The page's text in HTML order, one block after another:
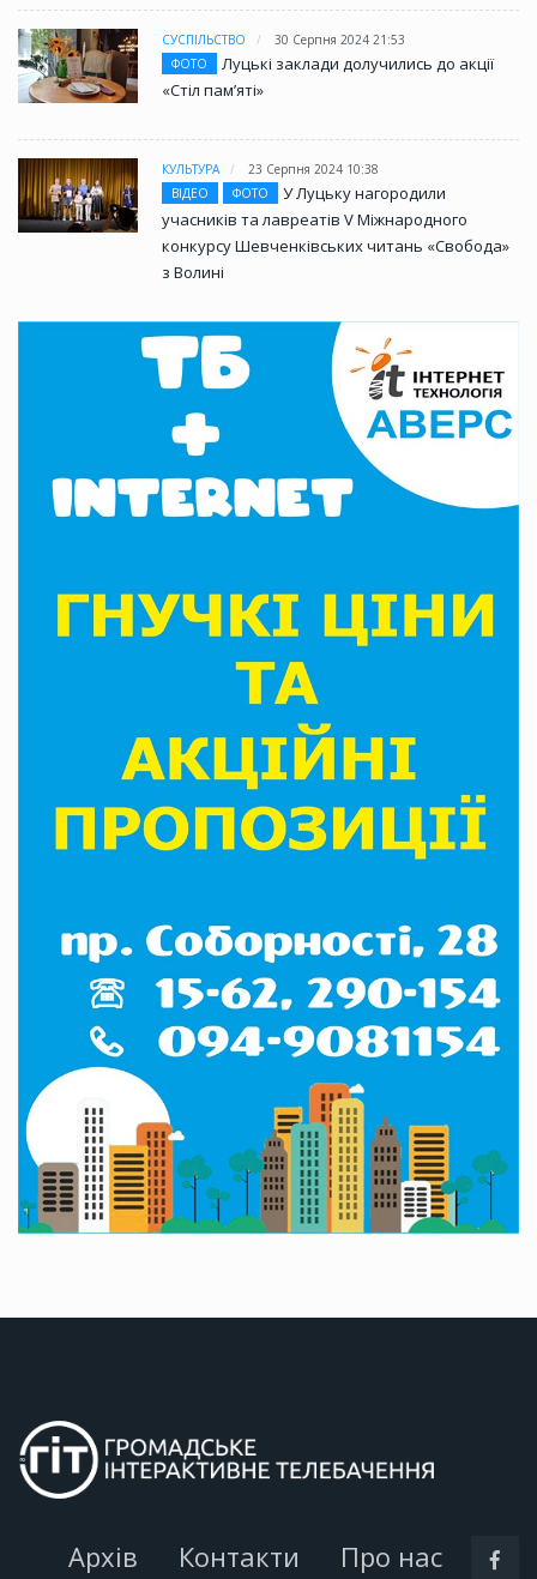
СУСПІЛЬСТВО
30 Серпня 2024 21:53
ФОТО
Луцькі заклади долучились до акції
«Стіл памʼяті»
КУЛЬТУРА
23 Серпня 2024 10:38
ВІДЕО
ФОТО
У Луцьку нагородили
учасників та лавреатів V Міжнародного
конкурсу Шевченківських читань «Свобода»
з Волині
Архів Контакти Про нас